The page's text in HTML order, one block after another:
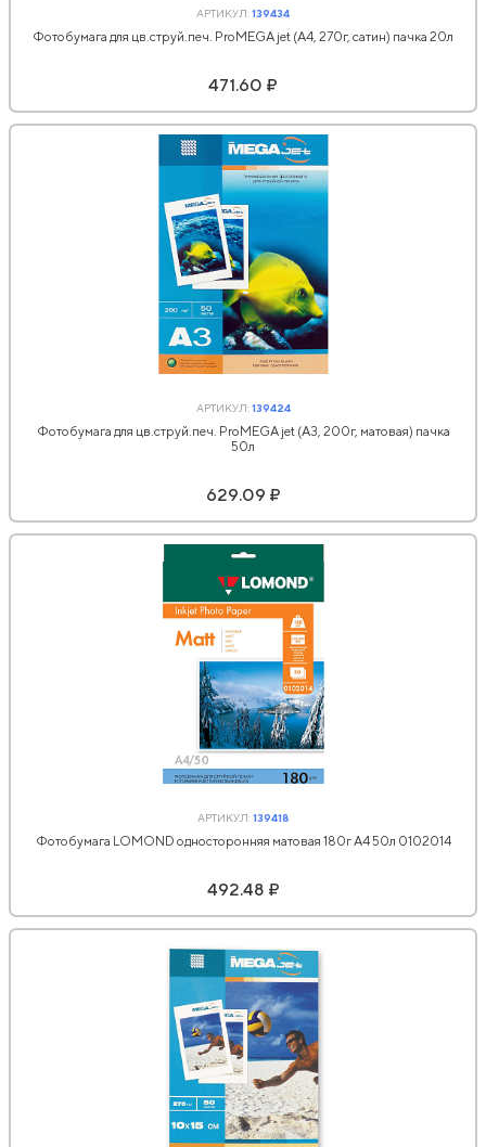
АРТИКУЛ:139434
Фотобумага для цв.струй.печ. ProMEGA jet (А4, 270г, сатин) пачка 20л
471.60 ₽
АРТИКУЛ:139424
Фотобумага для цв.струй.печ. ProMEGA jet (А3, 200г, матовая) пачка
50л
629.09 ₽
АРТИКУЛ:139418
Фотобумага LOMOND односторонняя матовая 180г A4 50л 0102014
492.48 ₽